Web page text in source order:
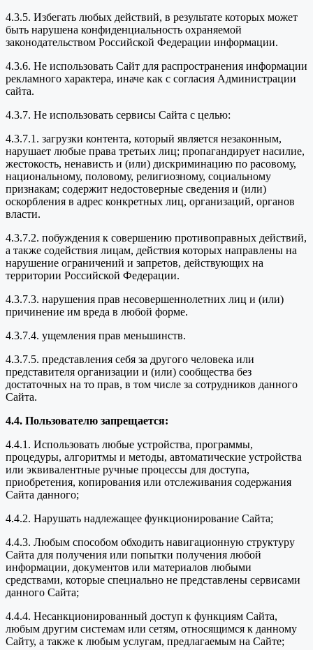
4.3.5. Избегать любых действий, в результате которых может
быть нарушена конфиденциальность охраняемой
законодательством Российской Федерации информации.
4.3.6. Не использовать Сайт для распространения информации
рекламного характера, иначе как с согласия Администрации
сайта.
4.3.7. Не использовать сервисы Сайта с целью:
4.3.7.1. загрузки контента, который является незаконным,
нарушает любые права третьих лиц; пропагандирует насилие,
жестокость, ненависть и (или) дискриминацию по расовому,
национальному, половому, религиозному, социальному
признакам; содержит недостоверные сведения и (или)
оскорбления в адрес конкретных лиц, организаций, органов
власти.
4.3.7.2. побуждения к совершению противоправных действий,
а также содействия лицам, действия которых направлены на
нарушение ограничений и запретов, действующих на
территории Российской Федерации.
4.3.7.3. нарушения прав несовершеннолетних лиц и (или)
причинение им вреда в любой форме.
4.3.7.4. ущемления прав меньшинств.
4.3.7.5. представления себя за другого человека или
представителя организации и (или) сообщества без
достаточных на то прав, в том числе за сотрудников данного
Сайта.
4.4. Пользователю запрещается:
4.4.1. Использовать любые устройства, программы,
процедуры, алгоритмы и методы, автоматические устройства
или эквивалентные ручные процессы для доступа,
приобретения, копирования или отслеживания содержания
Сайта данного;
4.4.2. Нарушать надлежащее функционирование Сайта;
4.4.3. Любым способом обходить навигационную структуру
Сайта для получения или попытки получения любой
информации, документов или материалов любыми
средствами, которые специально не представлены сервисами
данного Сайта;
4.4.4. Несанкционированный доступ к функциям Сайта,
любым другим системам или сетям, относящимся к данному
Сайту, а также к любым услугам, предлагаемым на Сайте;